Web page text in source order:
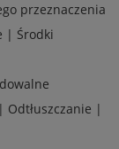
przeznaczenia
| Środki
Odtłuszczanie |